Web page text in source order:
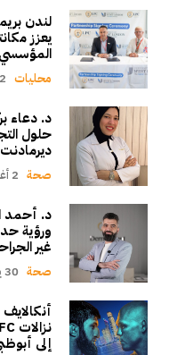
لندن
يعزز
المؤسسي
محليات 2 أغسطس، 2026
د. دعاء
حلول
صحة 2 أغسطس، 2026
د. أحمد
ورؤية
غير
صحة 30 يوليو، 2026
إلى